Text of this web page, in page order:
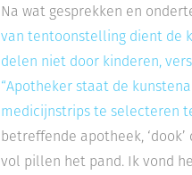
Na wat gesprekken en
van tentoon­stelling dient de
delen niet doorkinderen,
“Apotheker staat de
medicijnstrips te selecteren
betreffende apotheek,
vol pillen het pand.Ik vond